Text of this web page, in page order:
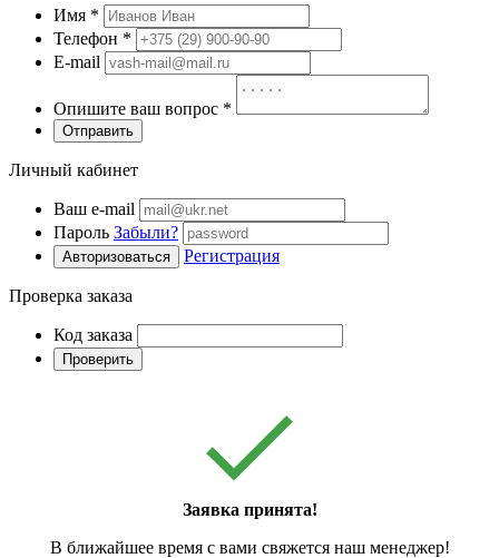
Имя *
Телефон *
E-mail
Опишите ваш вопрос *
Отправить
Личный кабинет
Ваш e-mail
Пароль Забыли?
Авторизоваться Регистрация
Проверка заказа
Код заказа
Проверить
Заявка принята!
В ближайшее время с вами свяжется наш менеджер!